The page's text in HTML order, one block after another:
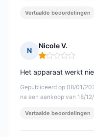
Vertaalde beoordelingen
N
Nicole V.
Opmerking: 1
Gepubliceerd op 08/01/
na een aankoop van 18/
Het apparaat werkt
Vertaalde beoordelingen